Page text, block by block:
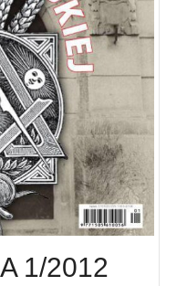
1/2012